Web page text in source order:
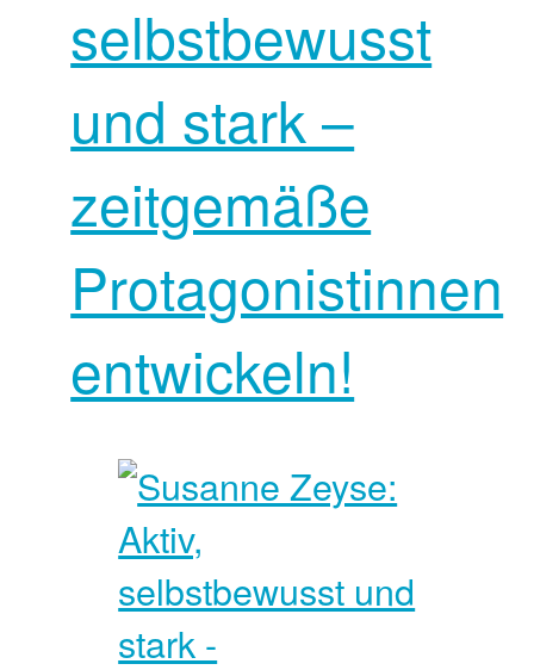
selbstbewusst
und stark –
zeitgemäße
Protagonistinnen
entwickeln!